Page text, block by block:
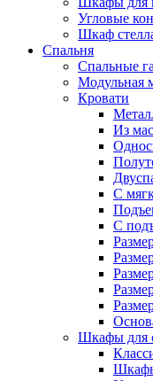
Угловые
Шкаф
Спальня
Спальные
Модульная
Кровати
Из
С
С
Шкафы для